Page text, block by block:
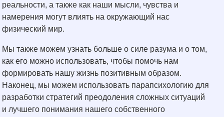
реальности, а также как наши мысли, чувства и
намерения могут влиять на окружающий нас
физический мир.
Мы также можем узнать больше о силе разума и о том,
как его можно использовать, чтобы помочь нам
формировать нашу жизнь позитивным образом.
Наконец, мы можем использовать парапсихологию для
разработки стратегий преодоления сложных ситуаций
и лучшего понимания нашего собственного